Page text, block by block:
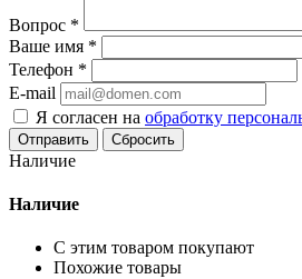
Вопрос *
Ваше имя *
Телефон *
E-mail
Я согласен на обработку
Сбросить
Наличие
Наличие
С этим товаром покупают
Похожие товары